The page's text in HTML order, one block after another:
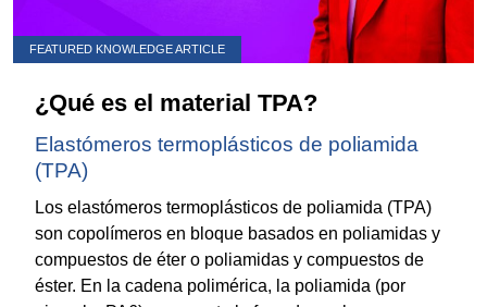
FEATURED KNOWLEDGE ARTICLE
¿Qué es el material TPA?
Elastómeros termoplásticos de poliamida
(TPA)
Los elastómeros termoplásticos de poliamida (TPA)
son copolímeros en bloque basados en poliamidas y
compuestos de éter o poliamidas y compuestos de
éster. En la cadena polimérica, la poliamida (por